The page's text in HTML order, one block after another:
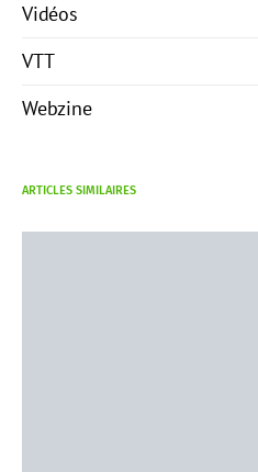
Vidéos
VTT
Webzine
ARTICLES SIMILAIRES